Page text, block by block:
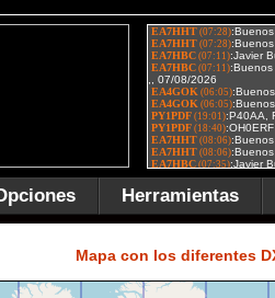
Herramientas
Mapa con los diferentes
FR GR HR IR